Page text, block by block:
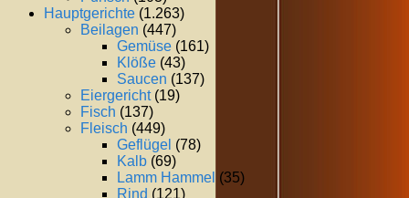
Hauptgerichte (1.263)
Beilagen (447)
Gemüse (161)
Klöße (43)
Saucen (137)
Eiergericht(19)
Fisch (137)
Fleisch (449)
Geflügel (78)
Kalb (69)
Lamm Hammel (35)
Rind (121)